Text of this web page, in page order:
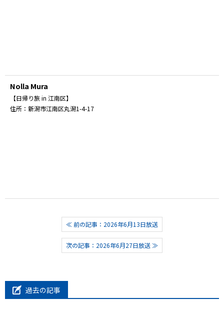
Nolla Mura
【日帰り旅 in 江南区】
住所： 新潟市江南区丸潟1-4-17
≪ 前の記事：2026年6月13日放送
次の記事：2026年6月27日放送 ≫
過去の記事